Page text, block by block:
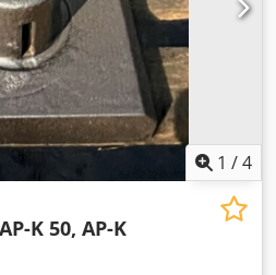
1 /4
K 50, AP-K